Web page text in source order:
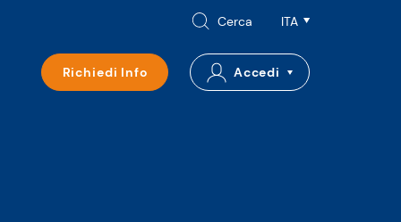
Cerca
Richiedi Info Accedi